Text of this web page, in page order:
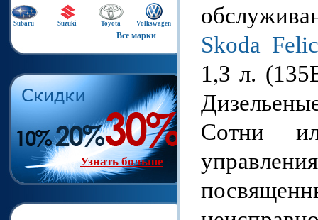
Subaru Suzuki Toyota Volkswagen
Все марки
Узнать больше
Skoda
1,3 л.
Сотни